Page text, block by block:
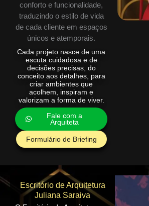
conforto e funcionalidade,
traduzindo o estilo de vida
de cada cliente em espaços
únicos e atemporais.
Cada projeto nasce de uma
escuta cuidadosa e de
decisões precisas, do
conceito aos detalhes, para
criar ambientes que
acolhem, inspiram e
valorizam a forma de viver.
Fale com a
Arquiteta
Formulário de Briefing
Escritório de Arquitetura
Juliana Saraiva